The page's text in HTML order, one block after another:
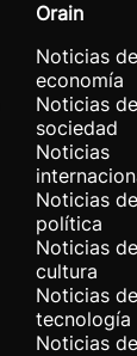
Orain
Noticias de
economía
Noticias de
sociedad
Noticias
Noticias de
política
Noticias de
cultura
Noticias de
tecnología
Noticias